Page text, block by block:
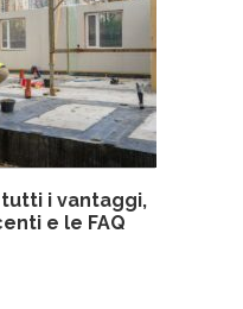
i vantaggi,
e le FAQ